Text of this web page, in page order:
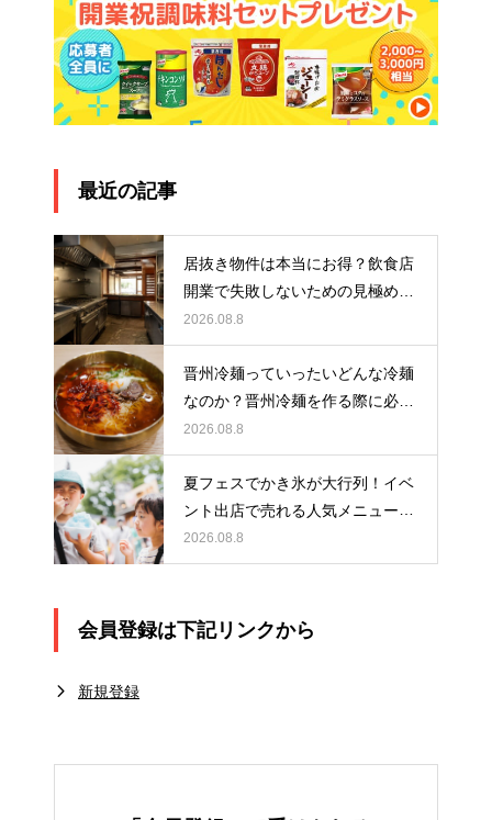
最近の記事
居抜き物件は本当にお得？飲食店
開業で失敗しないための見極め方
と厨房機器選びを解説
2026.08.8
晋州冷麺っていったいどんな冷麺
なのか？晋州冷麺を作る際に必要
なアイテムとは？
2026.08.8
夏フェスでかき氷が大行列！イベ
ント出店で売れる人気メニュー作
りのポイント
2026.08.8
会員登録は下記リンクから
新規登録